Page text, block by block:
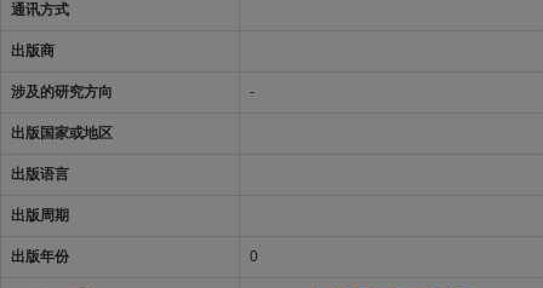
通讯方式
出版商
涉及的研究方向 -
出版国家或地区
出版语言
出版周期
出版年份 0